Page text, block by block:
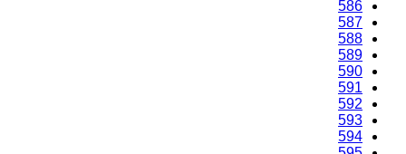
586
587
588
589
590
591
592
593
594